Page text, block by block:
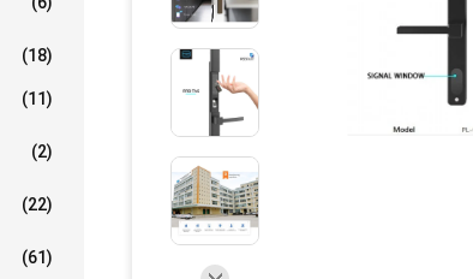
(18)
(11)
(2)
(22)
(61)